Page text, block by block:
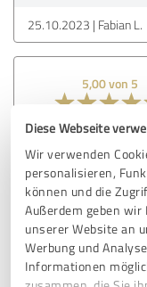
Diese Webseite
Wir verwenden
personalisieren,
können und die
Außerdem geben
unserer Website an
Werbung und
Informationen
25.10.2023 Fabian L.
5,00 von 5
SEHR
Herr Felske von
genommen, um
passenden
Optionen so
Während der
meine Wünsche im